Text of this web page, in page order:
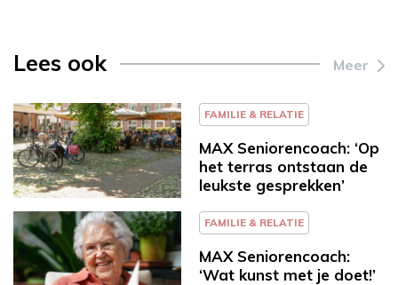
Lees ook Meer
FAMILIE & RELATIE
MAX Seniorencoach: ‘Op
het terras ontstaan de
leukste gesprekken’
FAMILIE & RELATIE
MAX Seniorencoach:
‘Wat kunst met je doet!’